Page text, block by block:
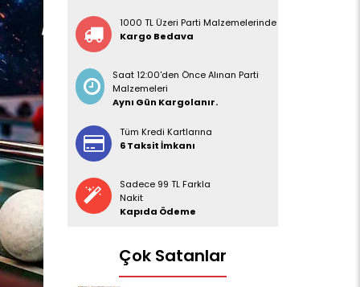
1000 TL Üzeri Parti Malzemelerinde
Kargo Bedava
Saat 12:00'den Önce Alınan Parti
Malzemeleri
Aynı Gün Kargolanır.
Tüm Kredi Kartlarına
6 Taksit İmkanı
Sadece 99 TL Farkla
Nakit
Kapıda Ödeme
Çok Satanlar